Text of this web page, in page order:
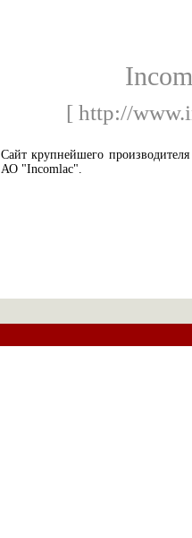
[ http://
Сайт крупнейшего
АО "Incomlac".